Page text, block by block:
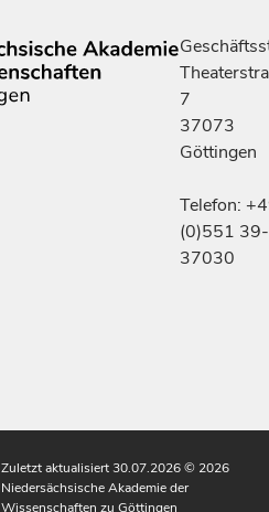
7
37073
Göttingen
Telefon:
(0)551 39-
37030
Zuletzt aktualisiert 30.07.2026© 2026
Niedersächsische Akademie der
Wissenschaften zu Göttingen